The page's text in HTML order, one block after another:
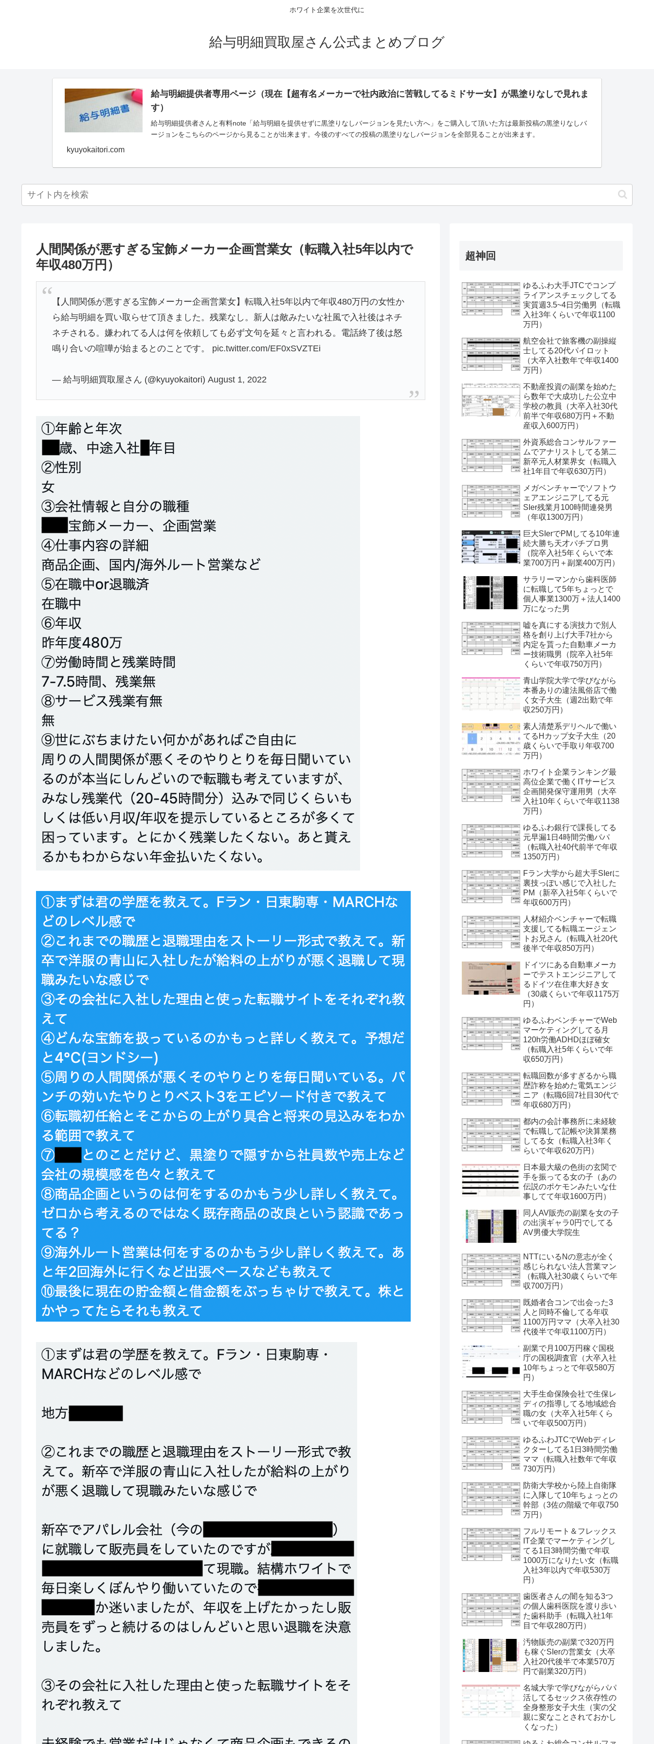
ホワイト企業を次世代に
給与明細買取屋さん公式まとめブログ
給与明細提供者専用ページ（現在【超有名メーカーで社内政治に苦戦してるミドサー女】が黒塗りなしで見れま
す）
給与明細提供者さんと有料note「給与明細を提供せずに黒塗りなしバージョンを見たい方へ」をご購入して頂いた方は最新投稿の黒塗りなしバ
ージョンをこちらのページから見ることが出来ます。今後のすべての投稿の黒塗りなしバージョンを全部見ることが出来ます。
kyuyokaitori.com
人間関係が悪すぎる宝飾メーカー企画営業女（転職入社5年以内で
年収480万円）
【人間関係が悪すぎる宝飾メーカー企画営業女】転職入社5年以内で年収480万円の女性か
ら給与明細を買い取らせて頂きました。残業なし。新人は敵みたいな社風で入社後はネチ
ネチされる。嫌われてる人は何を依頼しても必ず文句を延々と言われる。電話終了後は怒
鳴り合いの喧嘩が始まるとのことです。 pic.twitter.com/EF0xSVZTEi
— 給与明細買取屋さん (@kyuyokaitori)August 1, 2022
超神回
ゆるふわ大手JTCでコンプ
ライアンスチェックしてる
実質週3.5~4日労働男（転職
入社3年くらいで年収1100
万円）
航空会社で旅客機の副操縦
士してる20代パイロット
（大卒入社数年で年収1400
万円）
不動産投資の副業を始めた
ら数年で大成功した公立中
学校の教員（大卒入社30代
前半で年収680万円＋不動
産収入600万円）
外資系総合コンサルファー
ムでアナリストしてる第二
新卒元人材業界女（転職入
社1年目で年収630万円）
メガベンチャーでソフトウ
ェアエンジニアしてる元
SIer残業月100時間連発男
（年収1300万円）
巨大SIerでPMしてる10年連
続大勝ち天才パチプロ男
（院卒入社5年くらいで本
業700万円＋副業400万円）
サラリーマンから歯科医師
に転職して5年ちょっとで
個人事業1300万＋法人1400
万になった男
嘘を真にする演技力で別人
格を創り上げ大手7社から
内定を貰った自動車メーカ
ー技術職男（院卒入社5年
くらいで年収750万円）
青山学院大学で学びながら
本番ありの違法風俗店で働
く女子大生（週2出勤で年
収250万円）
素人清楚系デリヘルで働い
てるHカップ女子大生（20
歳くらいで手取り年収700
万円）
ホワイト企業ランキング最
高位企業で働くITサービス
企画開発保守運用男（大卒
入社10年くらいで年収1138
万円）
ゆるふわ銀行で課長してる
元早漏1日4時間労働パパ
（転職入社40代前半で年収
1350万円）
Fラン大学から超大手SIerに
裏技っぽい感じで入社した
PM（新卒入社5年くらいで
年収600万円）
人材紹介ベンチャーで転職
支援してる転職エージェン
トお兄さん（転職入社20代
後半で年収850万円）
ドイツにある自動車メーカ
ーでテストエンジニアして
るドイツ在住車大好き女
（30歳くらいで年収1175万
円）
ゆるふわベンチャーでWeb
マーケティングしてる月
120h労働ADHDほぼ確女
（転職入社5年くらいで年
収650万円）
転職回数が多すぎるから職
歴詐称を始めた電気エンジ
ニア（転職6回7社目30代で
年収680万円）
都内の会計事務所に未経験
で転職して記帳や決算業務
してる女（転職入社3年く
らいで年収620万円）
日本最大級の色街の玄関で
手を振ってる女の子（あの
伝説のポケモンみたいな仕
事してて年収1600万円）
同人AV販売の副業を女の子
の出演ギャラ0円でしてる
AV男優大学院生
NTTにいるNの意志が全く
感じられない法人営業マン
（転職入社30歳くらいで年
収700万円）
既婚者合コンで出会った3
人と同時不倫してる年収
1100万円ママ（大卒入社30
代後半で年収1100万円）
副業で月100万円稼ぐ国税
庁の国税調査官（大卒入社
10年ちょっとで年収580万
円）
大手生命保険会社で生保レ
ディの指導してる地域総合
職の女（大卒入社5年くら
いで年収500万円）
ゆるふわJTCでWebディレ
クターしてる1日3時間労働
ママ（転職入社数年で年収
730万円）
防衛大学校から陸上自衛隊
に入隊して10年ちょっとの
幹部（3佐の階級で年収750
万円）
フルリモート＆フレックス
IT企業でマーケティングし
てる1日3時間労働で年収
1000万になりたい女（転職
入社3年以内で年収530万
円）
歯医者さんの闇を知る3つ
の個人歯科医院を渡り歩い
た歯科助手（転職入社1年
目で年収280万円）
汚物販売の副業で320万円
も稼ぐSIerの営業女（大卒
入社20代後半で本業570万
円で副業320万円）
名城大学で学びながらパパ
活してるセックス依存性の
全身整形女子大生（実の父
親に変なことされておかし
くなった）